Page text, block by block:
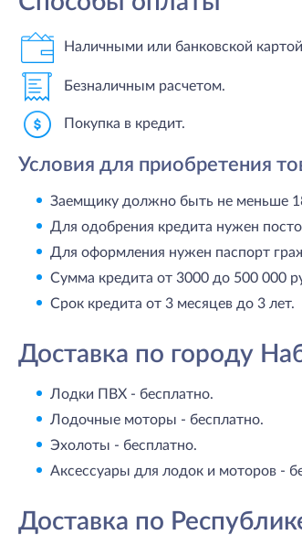
Наличными или банковской
Безналичным расчетом.
Покупка в кредит.
Условия для приобретения
Заемщику должно быть не меньше
Для одобрения кредита нужен
Для оформления нужен паспорт
Сумма кредита от 3000 до 500 000
Срок кредита от 3 месяцев до 3 лет.
Доставка по городу
Лодки ПВХ - бесплатно.
Лодочные моторы - бесплатно.
Эхолоты - бесплатно.
Аксессуары для лодок и моторов -
Доставка по